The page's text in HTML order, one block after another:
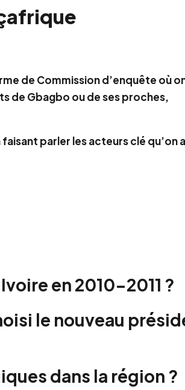
de Commission d’enquête où
de Gbagbo ou de ses proches,
parler les acteurs clé qu’on a
en 2010-2011 ?
le nouveau
dans la région ?